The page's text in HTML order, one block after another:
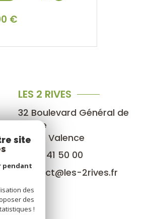
€
LES 2 RIVES
32 Boulevard Général de
Gaulle
26000 Valence
04 75 41 50 00
contact@les-2rives.fr
site
pendant
des
des
!